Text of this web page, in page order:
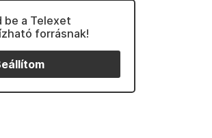
be a Telexet
forrásnak!